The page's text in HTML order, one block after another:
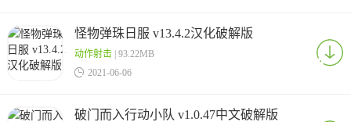
怪物弹珠日服 v13.4.2汉化破解版
动作射击| 93.22MB
 2021-06-06
破门而入行动小队 v1.0.47中文破解版